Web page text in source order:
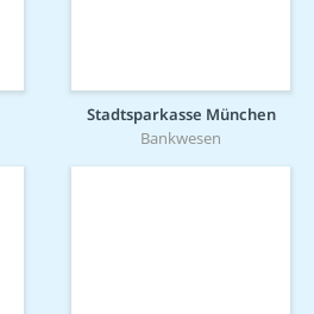
Stadtsparkasse München
Bankwesen